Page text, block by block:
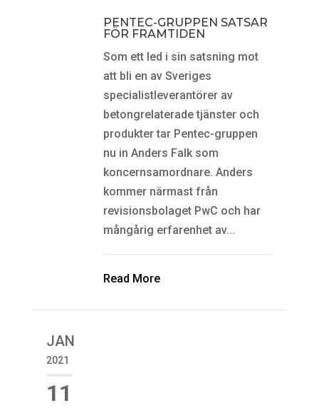
PENTEC-GRUPPEN SATSAR
FÖR FRAMTIDEN
Som ett led i sin satsning mot
att bli en av Sveriges
specialistleverantörer av
betongrelaterade tjänster och
produkter tar Pentec-gruppen
nu in Anders Falk som
koncernsamordnare. Anders
kommer närmast från
revisionsbolaget PwC och har
mångårig erfarenhet av...
Read More
JAN
2021
11